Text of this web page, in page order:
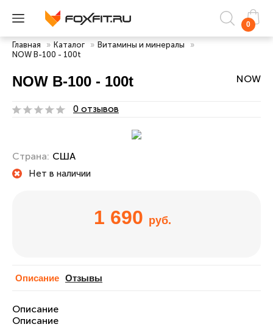
0
Главная » Каталог » Витамины и минералы
»
NOW B-100 - 100t
NOW B-100 - 100t NOW
0 отзывов
Страна: США
Нет в наличии
1 690 руб.
Описание Отзывы
Описание
Описание